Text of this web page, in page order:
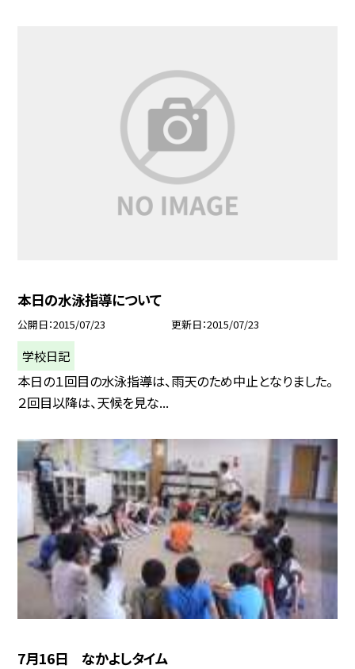
本日の水泳指導について
公開日 2015/07/23 更新日 2015/07/23
学校日記
本日の１回目の水泳指導は、雨天のため中止となりました。
２回目以降は、天候を見な...
7月16日 なかよしタイム